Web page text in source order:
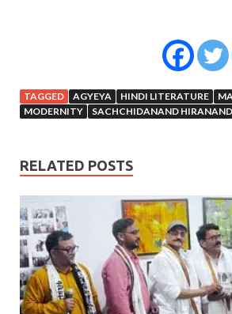
TAGGED AGYEYA HINDI LITERATURE
MODERNITY
SACHCHIDANAND
RELATED POSTS